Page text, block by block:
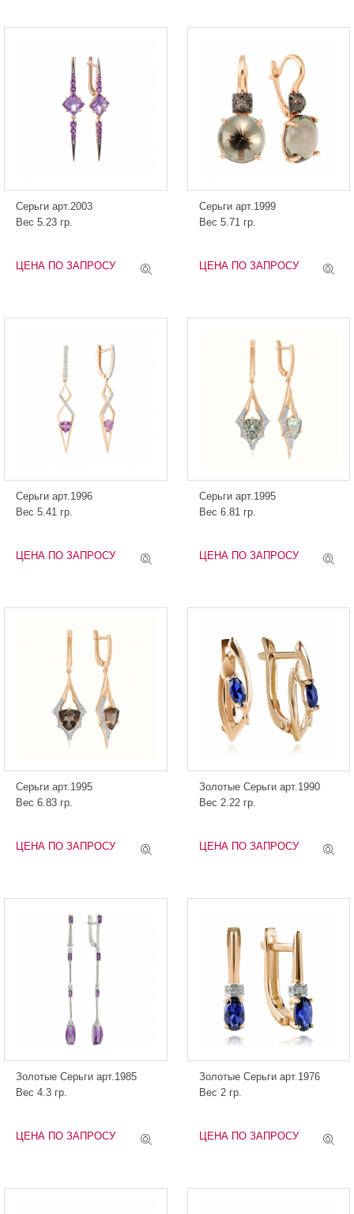
Серьги арт.2003
Вес 5.23 гр.
ЦЕНА ПО ЗАПРОСУ
Серьги арт.1999
Вес 5.71 гр.
ЦЕНА ПО ЗАПРОСУ
Серьги арт.1996
Вес 5.41 гр.
ЦЕНА ПО ЗАПРОСУ
Серьги арт.1995
Вес 6.81 гр.
ЦЕНА ПО ЗАПРОСУ
Серьги арт.1995
Вес 6.83 гр.
ЦЕНА ПО ЗАПРОСУ
Золотые Серьги арт.1990
Вес 2.22 гр.
ЦЕНА ПО ЗАПРОСУ
Золотые Серьги арт.1985
Вес 4.3 гр.
ЦЕНА ПО ЗАПРОСУ
Золотые Серьги арт.1976
Вес 2 гр.
ЦЕНА ПО ЗАПРОСУ